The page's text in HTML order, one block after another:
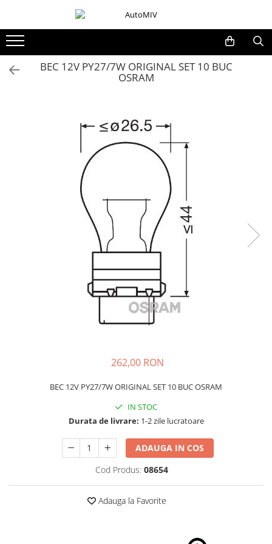
Oferta Saptamanii
Butoane Reglare Oglinzi
Butoane Blocare/Deblocare
Buton Clapeta Rezervor
Alte Butoane/Comutatoare
Butoane Semnalizare
Schimbatoare Viteze
Accesorii Interior Auto
Tavite Portbagaj Dedicate
BEC 12V PY27/7W ORIGINAL SET 10 BUC
OSRAM
262,00 RON
BEC 12V PY27/7W ORIGINAL SET 10 BUC OSRAM
IN STOC
Durata de livrare: 1-2 zile lucratoare
ADAUGA IN COS
Cod Produs: 08654
Adauga la Favorite